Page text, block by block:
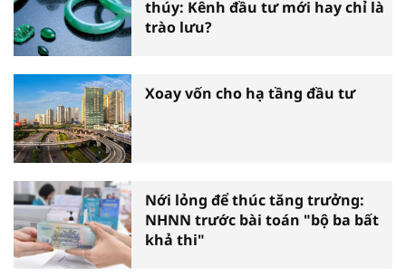
thúy: Kênh đầu tư mới hay chỉ là
trào lưu?
Xoay vốn cho hạ tầng đầu tư
Nới lỏng để thúc tăng trưởng:
NHNN trước bài toán "bộ ba bất
khả thi"